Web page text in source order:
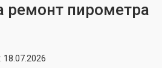
ремонт пирометра
18.07.2026